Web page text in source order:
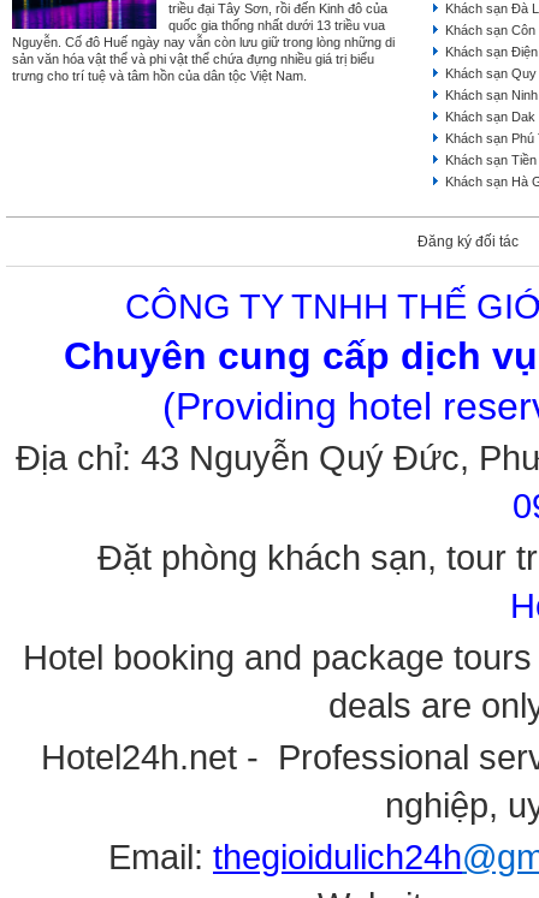
triều đại Tây Sơn, rồi đến Kinh đô của
quốc gia thống nhất dưới 13 triều vua
Nguyễn. Cố đô Huế ngày nay vẫn còn lưu giữ trong lòng những di
sản văn hóa vật thể và phi vật thể chứa đựng nhiều giá trị biểu
trưng cho trí tuệ và tâm hồn của dân tộc Việt Nam.
Khách sạn Đà
Khách sạn
Khách sạn
Khách sạn
Khách sạn
Khách sạn Dak
Khách sạn Phú
Khách sạn
Khách sạn Hà
Đăng ký đối tác
CÔNG TY TNHH THẾ
Chuyên cung cấp dịch
(Providing hotel
Địa chỉ: 43 Nguyễn Quý Đức,
Đặt phòng khách sạn, tour
Hotel booking and package
deals are
Hotel24h.net - Professional
nghiệp,
Email: thegioidulich24h